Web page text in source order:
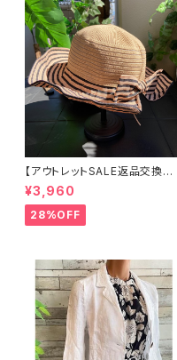
【アウトレットSALE返品交換不
可8/20まで】つば広サマーハッ
ト・通気性・軽量 ワイヤー入りハ
ット ボーダー＆BIGリボン・女優
帽 UV/紫外線対策 レディースハ
¥3,960
28%OFF